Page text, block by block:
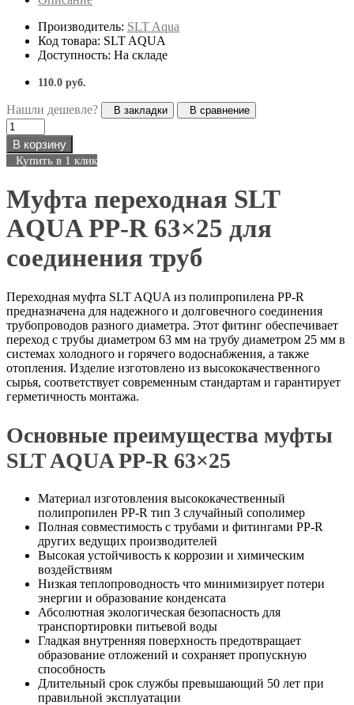
Производитель: SLT Aqua
Код товара: SLT AQUA
Доступность: На складе
110.0 руб.
Нашли дешевле? В закладки В сравнение
В корзину
Купить в 1 клик
Муфта переходная SLT
AQUA PP-R 63×25 для
соединения труб
Переходная муфта SLT AQUA из полипропилена PP-R
предназначена для надежного и долговечного соединения
трубопроводов разного диаметра. Этот фитинг обеспечивает
переход с трубы диаметром 63 мм на трубу диаметром 25 мм в
системах холодного и горячего водоснабжения, а также
отопления. Изделие изготовлено из высококачественного
сырья, соответствует современным стандартам и гарантирует
герметичность монтажа.
Основные преимущества муфты
SLT AQUA PP-R 63×25
Материал изготовления высококачественный
полипропилен PP-R тип 3 случайный сополимер
Полная совместимость с трубами и фитингами PP-R
других ведущих производителей
Высокая устойчивость к коррозии и химическим
воздействиям
Низкая теплопроводность что минимизирует потери
энергии и образование конденсата
Абсолютная экологическая безопасность для
транспортировки питьевой воды
Гладкая внутренняя поверхность предотвращает
образование отложений и сохраняет пропускную
способность
Длительный срок службы превышающий 50 лет при
правильной эксплуатации